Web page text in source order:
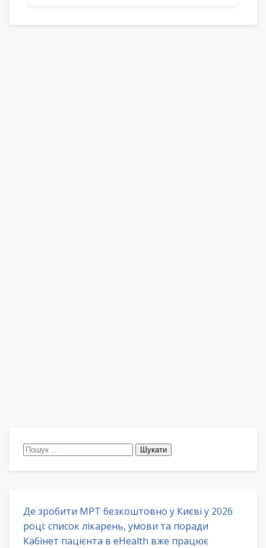
Пошук:
Де зробити МРТ безкоштовно у Києві у 2026
році: список лікарень, умови та поради
Кабінет пацієнта в eHealth вже працює